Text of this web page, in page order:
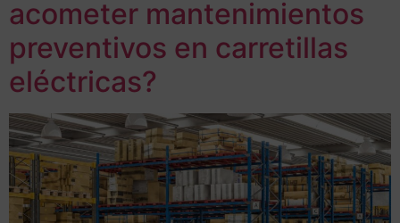
acometer mantenimientos
preventivos en carretillas
eléctricas?